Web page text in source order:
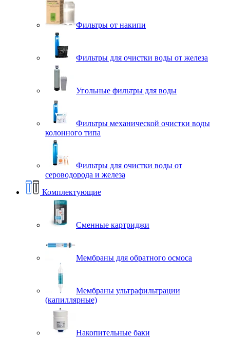
Фильтры от накипи
Фильтры для очистки воды от железа
Угольные фильтры для воды
Фильтры механической очистки воды
колонного типа
Фильтры для очистки воды от
сероводорода и железа
Комплектующие
Сменные картриджи
Мембраны для обратного осмоса
Мембраны ультрафильтрации
(капиллярные)
Накопительные баки